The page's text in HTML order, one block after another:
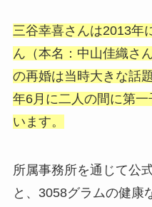
三谷幸喜さんは2013年
ん（本名：中山佳織さ
の再婚は当時大きな話
年6月に二人の間に第
います。
所属事務所を通じて公
と、3058グラムの健康